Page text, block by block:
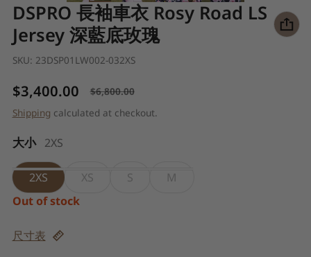
DSPRO 長袖車衣 Rosy Road LS
Jersey 深藍底玫瑰
SKU: 23DSP01LW002-032XS
Sale price
$3,400.00
Regular price
$6,800.00
Shipping calculated at checkout.
大小 2XS
2XS XS S
M
Out of stock
尺寸表